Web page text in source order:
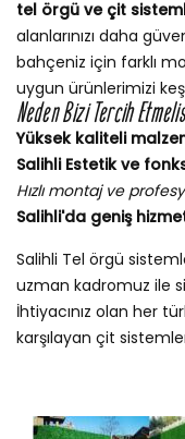
tel örgü ve çit
alanlarınızı daha
bahçeniz için farklı
uygun ürünlerimizi
Neden Bizi Tercih
Yüksek kaliteli
Salihli Estetik ve
Hızlı montaj ve
Salihli'da geniş
Salihli Tel örgü
uzman kadromuz ile
İhtiyacınız olan her
karşılayan çit